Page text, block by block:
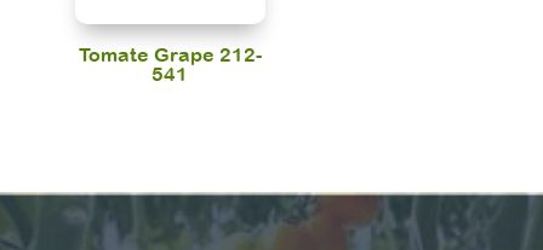
Tomate Grape 212-
541